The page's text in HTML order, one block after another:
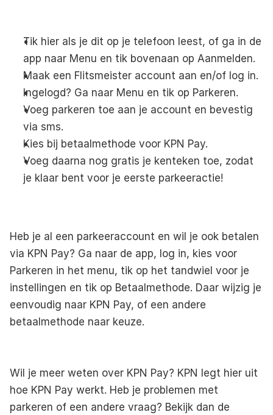
Tik hier als je dit op je telefoon leest, of ga in de
app naar Menu en tik bovenaan op Aanmelden.
Maak een Flitsmeister account aan en/of log in.
Ingelogd? Ga naar Menu en tik op Parkeren.
Voeg parkeren toe aan je account en bevestig
via sms.
Kies bij betaalmethode voor KPN Pay.
Voeg daarna nog gratis je kenteken toe, zodat
je klaar bent voor je eerste parkeeractie!
Heb je al een parkeeraccount en wil je ook betalen
via KPN Pay? Ga naar de app, log in, kies voor
Parkeren in het menu, tik op het tandwiel voor je
instellingen en tik op Betaalmethode. Daar wijzig je
eenvoudig naar KPN Pay, of een andere
betaalmethode naar keuze.
Wil je meer weten over KPN Pay? KPN legt hier uit
hoe KPN Pay werkt. Heb je problemen met